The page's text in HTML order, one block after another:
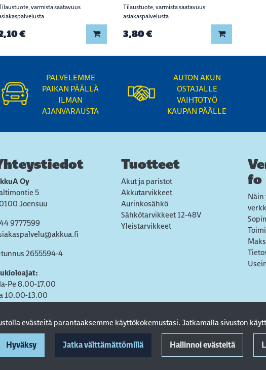
evästeitä parantaaksemme käyttökokemustasi. Jatkamalla sivuston
Hyväksy Jatka välttämättömillä Hallinnoi evästeitä
varmista saatavuus
€ Lisää koriin
Tilaustuote, varmista saatavuus
asiakaspalvelusta
3,80 € Lisää koriin
PALVELEMME
PAIKAN PÄÄLLÄ
ILMAN
AJANVARAUSTA
AUTON AKUN
OSTAJALLE
VAIHTOTYÖ
KAUPAN PÄÄLLE
Oy
5
Joensuu
9777599
tunnus 2655594-4
Pe 8.00-17.00
10.00-13.00
Tuotteet
Akut ja paristot
Akkutarvikkeet
Aurinkosähkö
Sähkötarvikkeet 12-48V
Yleistarvikkeet
fo
Näin